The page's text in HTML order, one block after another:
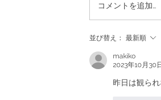
コメントを追加…
並び替え： 最新順
makiko
2023年10月30
昨日は観ら